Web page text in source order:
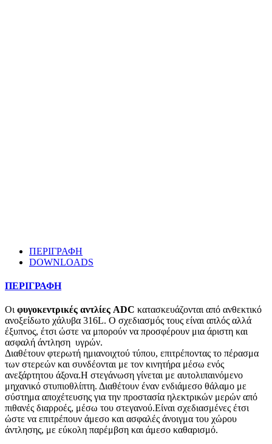
ΠΕΡΙΓΡΑΦΗ
DOWNLOADS
ΠΕΡΙΓΡΑΦΗ
Οι φυγοκεντρικές αντλίες ADC κατασκευάζονται από ανθεκτικό
ανοξείδωτο χάλυβα 316L. O σχεδιασμός τους είναι απλός αλλά
έξυπνος, έτσι ώστε να μπορούν να προσφέρουν μια άριστη και
ασφαλή άντληση υγρών.
Διαθέτουν φτερωτή ημιανοιχτού τύπου, επιτρέποντας το πέρασμα
των στερεών και συνδέονται με τον κινητήρα μέσω ενός
ανεξάρτητου άξονα.Η στεγάνωση γίνεται με αυτολιπαινόμενο
μηχανικό στυπιοθλίπτη. Διαθέτουν έναν ενδιάμεσο θάλαμο με
σύστημα αποχέτευσης για την προστασία ηλεκτρικών μερών από
πιθανές διαρροές, μέσω του στεγανού.Είναι σχεδιασμένες έτσι
ώστε να επιτρέπουν άμεσο και ασφαλές άνοιγμα του χώρου
άντλησης, με εύκολη παρέμβση και άμεσο καθαρισμό.